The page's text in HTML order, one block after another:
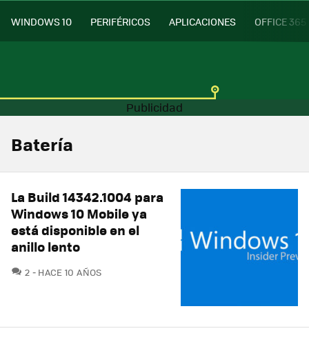
WINDOWS 10 PERIFÉRICOS APLICACIONES OFFICE 365
Batería
La Build 14342.1004 para
Windows 10 Mobile ya
está disponible en el
anillo lento
2 COMENTARIOS
HACE 10 AÑOS